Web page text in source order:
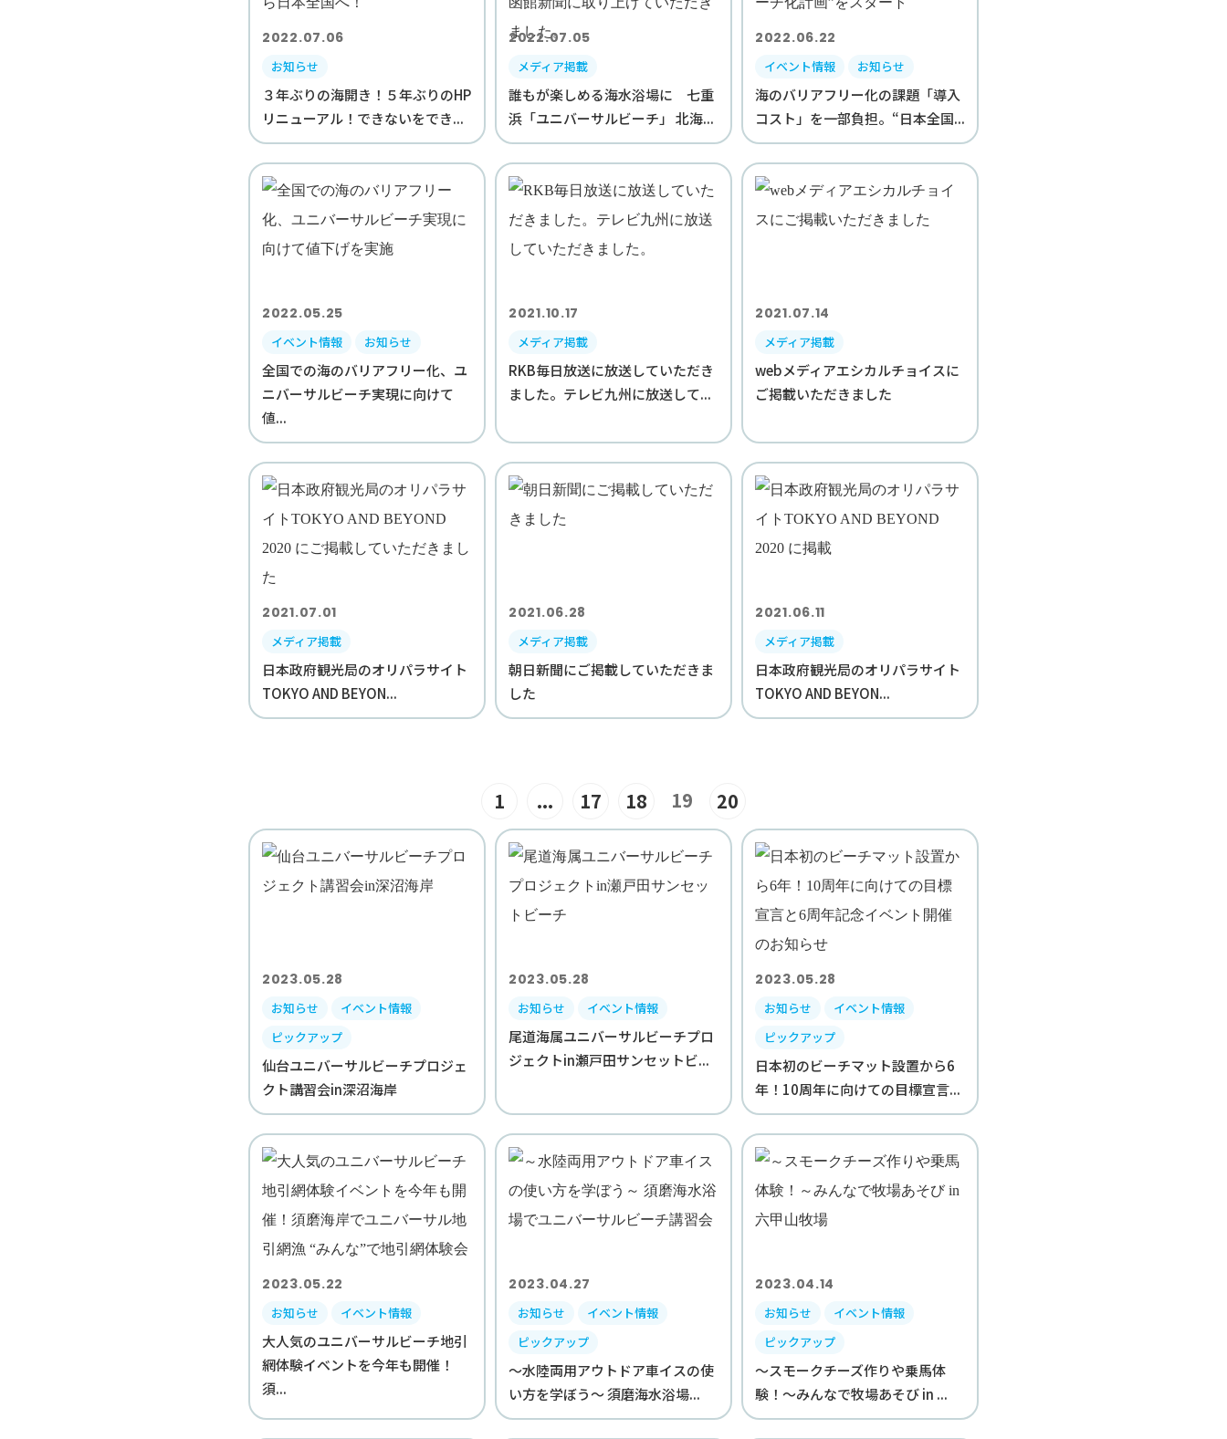
2022.07.06
お知らせ
３年ぶりの海開き！５年ぶりのHP
リニューアル！できないをでき...
2022.07.05
メディア掲載
誰もが楽しめる海水浴場に 七重
浜「ユニバーサルビーチ」 北海...
2022.06.22
イベント情報 お知らせ
海のバリアフリー化の課題「導入
コスト」を一部負担。“日本全国...
2022.05.25
イベント情報 お知らせ
全国での海のバリアフリー化、ユ
ニバーサルビーチ実現に向けて
値...
2021.10.17
メディア掲載
RKB毎日放送に放送していただき
ました。テレビ九州に放送して...
2021.07.14
メディア掲載
webメディアエシカルチョイスに
ご掲載いただきました
2021.07.01
メディア掲載
日本政府観光局のオリパラサイト
TOKYO AND BEYON...
2021.06.28
メディア掲載
朝日新聞にご掲載していただきま
した
2021.06.11
メディア掲載
日本政府観光局のオリパラサイト
TOKYO AND BEYON...
1 ... 17 18 19 20
2023.05.28
お知らせ
イベント情報
ピックアップ
仙台ユニバーサルビーチプロジェ
クト講習会in深沼海岸
2023.05.28
お知らせ イベント情報
尾道海属ユニバーサルビーチプロ
ジェクトin瀬戸田サンセットビ...
2023.05.28
お知らせ
イベント情報
ピックアップ
日本初のビーチマット設置から6
年！10周年に向けての目標宣言...
2023.05.22
お知らせ イベント情報
大人気のユニバーサルビーチ地引
網体験イベントを今年も開催！
須...
2023.04.27
お知らせ
イベント情報
ピックアップ
～水陸両用アウトドア車イスの使
い方を学ぼう～ 須磨海水浴場...
2023.04.14
お知らせ
イベント情報
ピックアップ
～スモークチーズ作りや乗馬体
験！～みんなで牧場あそび in ...